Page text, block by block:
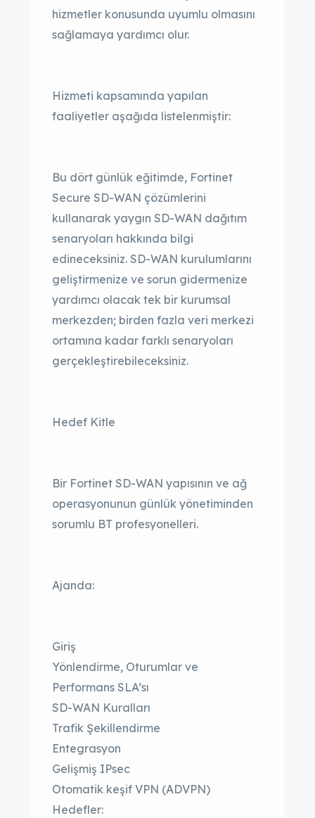
hizmetler konusunda uyumlu olmasını
sağlamaya yardımcı olur.
Hizmeti kapsamında yapılan
faaliyetler aşağıda listelenmiştir:
Bu dört günlük eğitimde, Fortinet
Secure SD-WAN çözümlerini
kullanarak yaygın SD-WAN dağıtım
senaryoları hakkında bilgi
edineceksiniz. SD-WAN kurulumlarını
geliştirmenize ve sorun gidermenize
yardımcı olacak tek bir kurumsal
merkezden; birden fazla veri merkezi
ortamına kadar farklı senaryoları
gerçekleştirebileceksiniz.
Hedef Kitle
Bir Fortinet SD-WAN yapısının ve ağ
operasyonunun günlük yönetiminden
sorumlu BT profesyonelleri.
Ajanda:
Giriş
Yönlendirme, Oturumlar ve
Performans SLA’sı
SD-WAN Kuralları
Trafik Şekillendirme
Entegrasyon
Gelişmiş IPsec
Otomatik keşif VPN (ADVPN)
Hedefler: